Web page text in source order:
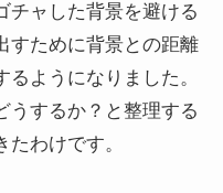
チャした背景を避ける
すために背景との距離
ようになりました。
うするか？と整理する
わけです。